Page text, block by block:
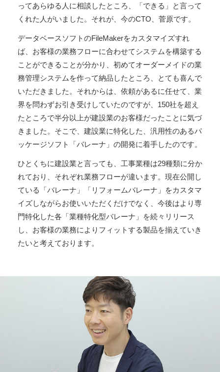
ってあらゆる人に相談したところ、「できる」と言って
くれた人がいました。それが、今のCTO、菅原です。
データベースソフトのFileMakerをカスタマイズすれ
ば、お客様の業務フローに合わせてシステムを構築する
ことができることが分かり、初めてオーダーメイドの業
務管理システムを作って納品したところ、とても喜んで
いただきました。それからは、依頼があるに任せて、業
界を問わずお引き受けしていたのですが、150社を超え
たところで半分以上が建設業のお客様だったことに気づ
きました。そこで、建設業に特化した、汎用性のあるパ
ッケージソフト「バレーナ」の開発に着手したのです。
ひとくちに建設業と言っても、工事業種は29種類に分か
れており、それぞれ業務フローが違います。現在公開し
ている「バレーナ」「リフォームバレーナ」をカスタマ
イズしながらお使いいただくだけでなく、今後はより専
門特化した各「業種特化型バレーナ」を続々リリース
し、お客様の業務によりフィットする製品を揃えていき
たいと考えております。